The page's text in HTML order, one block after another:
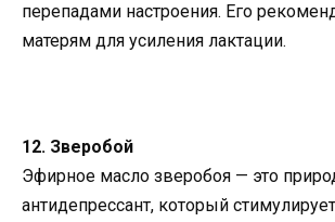
перепадами настроения. Его
матерям для усиления лактации.
12. Зверобой
Эфирное масло зверобоя — это
антидепрессант, который